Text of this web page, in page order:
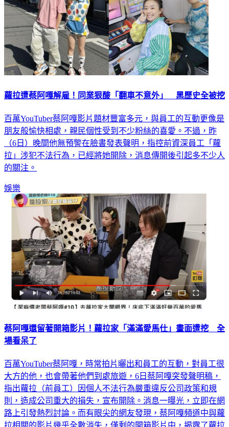
蘿拉遭蔡阿嘎解雇！同業狠酸「翻車不意外」 黑歷史全被挖
百萬YouTuber蔡阿嘎影片題材豐富多元，與員工的互動更像是
朋友般愉快相處，親民個性受到不少粉絲的喜愛。不過，昨
（6日）晚間他無預警在臉書發表聲明，指控前資深員工「蘿
拉」涉犯不法行為，已經將她開除，消息傳開後引起多不少人
的關注。
娛樂
蔡阿嘎還留著開箱影片！蘿拉家「滿滿愛馬仕」畫面遭挖 全
場看呆了
百萬YouTuber蔡阿嘎，時常拍片曬出和員工的互動，對員工很
大方的他，也會帶著他們到處旅遊，6日蔡阿嘎突發聲明稿，
指出蘿拉（前員工）因個人不法行為嚴重違反公司政策和規
則，造成公司重大的損失，宣布開除。消息一曝光，立即在網
路上引發熱烈討論。而有眼尖的網友發現，蔡阿嘎頻道中與蘿